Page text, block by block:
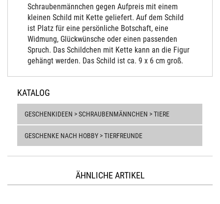
Schraubenmännchen gegen Aufpreis mit einem
kleinen Schild mit Kette geliefert. Auf dem Schild
ist Platz für eine persönliche Botschaft, eine
Widmung, Glückwünsche oder einen passenden
Spruch. Das Schildchen mit Kette kann an die Figur
gehängt werden. Das Schild ist ca. 9 x 6 cm groß.
KATALOG
GESCHENKIDEEN > SCHRAUBENMÄNNCHEN > TIERE
GESCHENKE NACH HOBBY > TIERFREUNDE
ÄHNLICHE ARTIKEL